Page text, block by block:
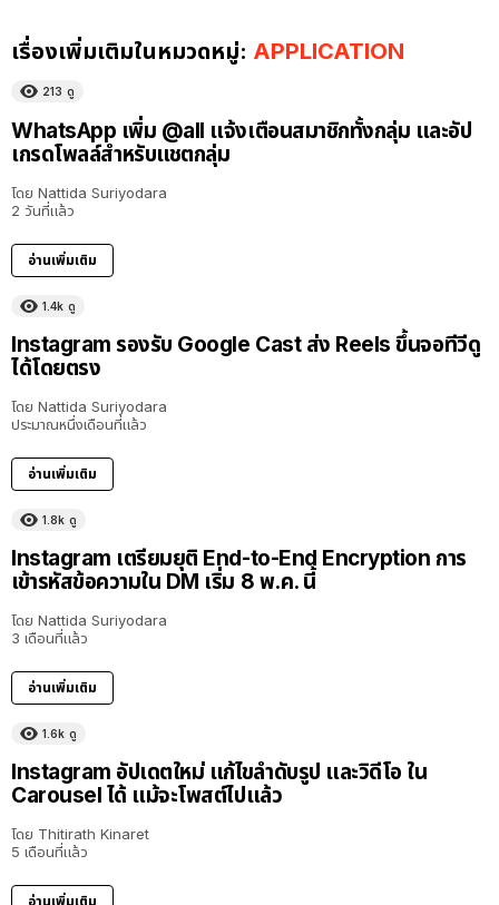
เรื่องเพิ่มเติมในหมวดหมู่: APPLICATION
213 ดู
WhatsApp เพิ่ม @all แจ้งเตือนสมาชิกทั้งกลุ่ม และอัป
เกรดโพลล์สำหรับแชตกลุ่ม
โดย Nattida Suriyodara
2 วันที่แล้ว
อ่านเพิ่มเติม
1.4k ดู
Instagram รองรับ Google Cast ส่ง Reels ขึ้นจอทีวีดู
ได้โดยตรง
โดย Nattida Suriyodara
ประมาณหนึ่งเดือนที่แล้ว
อ่านเพิ่มเติม
1.8k ดู
Instagram เตรียมยุติ End-to-End Encryption การ
เข้ารหัสข้อความใน DM เริ่ม 8 พ.ค. นี้
โดย Nattida Suriyodara
3 เดือนที่แล้ว
อ่านเพิ่มเติม
1.6k ดู
Instagram อัปเดตใหม่ แก้ไขลำดับรูป และวิดีโอ ใน
Carousel ได้ แม้จะโพสต์ไปแล้ว
โดย Thitirath Kinaret
5 เดือนที่แล้ว
อ่านเพิ่มเติม